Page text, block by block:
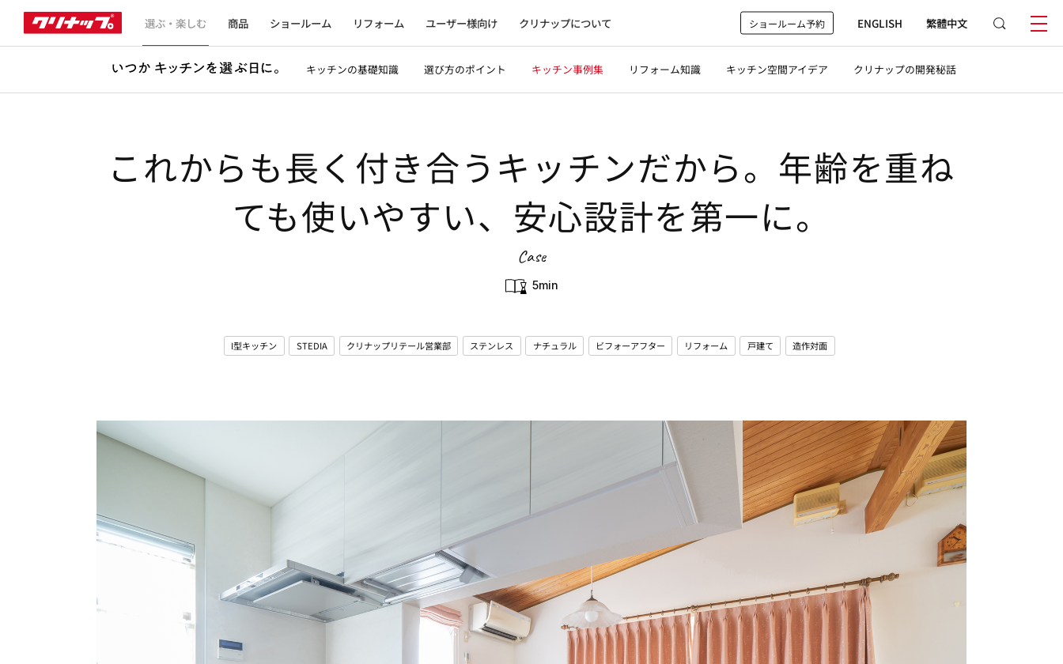
選ぶ・楽しむ 商品 ショールーム リフォーム ユーザー様向け クリナップについて ショールーム予約 ENGLISH 繁體中文
キッチンの基礎知識 選び方のポイント キッチン事例集 リフォーム知識 キッチン空間アイデア クリナップの開発秘話
これからも長く付き合うキッチンだから。年齢を重ね
ても使いやすい、安心設計を第一に。
Case
5min
I型キッチン STEDIA クリナップリテール営業部 ステンレス ナチュラル ビフォーアフター リフォーム 戸建て 造作対面